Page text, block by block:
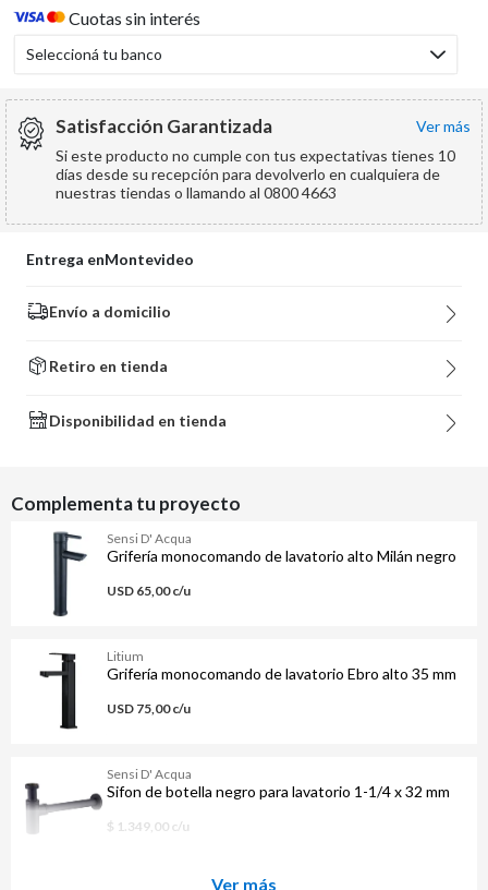
Cuotas sin interés
Seleccioná tu banco
Satisfacción Garantizada
ver más
Si este producto no cumple con tus expectativas tienes 10
días desde su recepción para devolverlo en cualquiera de
nuestras tiendas o llamando al 0800 4663
Entrega enMontevideo
Envío a domicilio
Retiro en tienda
Disponibilidad en tienda
Complementa tu proyecto
Sensi D' Acqua
Grifería monocomando de lavatorio alto Milán negro
USD 65,00 c/u
Litium
Grifería monocomando de lavatorio Ebro alto 35 mm
USD 75,00 c/u
Sensi D' Acqua
Sifon de botella negro para lavatorio 1-1/4 x 32 mm
$ 1.349,00 c/u
Ver más